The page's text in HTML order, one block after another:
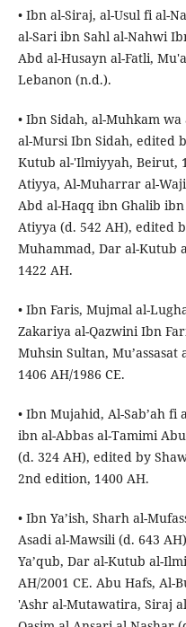
• Ibn al-Siraj, al-Usul fi al-
al-Sari ibn Sahl al-Nahwi
Abd al-Husayn al-Fatli,
Lebanon (n.d.).
• Ibn Sidah, al-Muhkam
al-Mursi Ibn Sidah, edited
Kutub al-'Ilmiyyah, Beirut,
Atiyya, Al-Muharrar al-
Abd al-Haqq ibn Ghalib
Atiyya (d. 542 AH), edited
Muhammad, Dar al-Kutub
1422 AH.
• Ibn Faris, Mujmal al-
Zakariya al-Qazwini Ibn
Muhsin Sultan,
1406 AH/1986 CE.
• Ibn Mujahid, Al-Sab’ah fi
ibn al-Abbas al-Tamimi
(d. 324 AH), edited by
2nd edition, 1400 AH.
• Ibn Ya’ish, Sharh al-
Asadi al-Mawsili (d. 643
Ya’qub, Dar al-Kutub al-
AH/2001 CE. Abu Hafs, Al-
'Ashr al-Mutawatira, Siraj